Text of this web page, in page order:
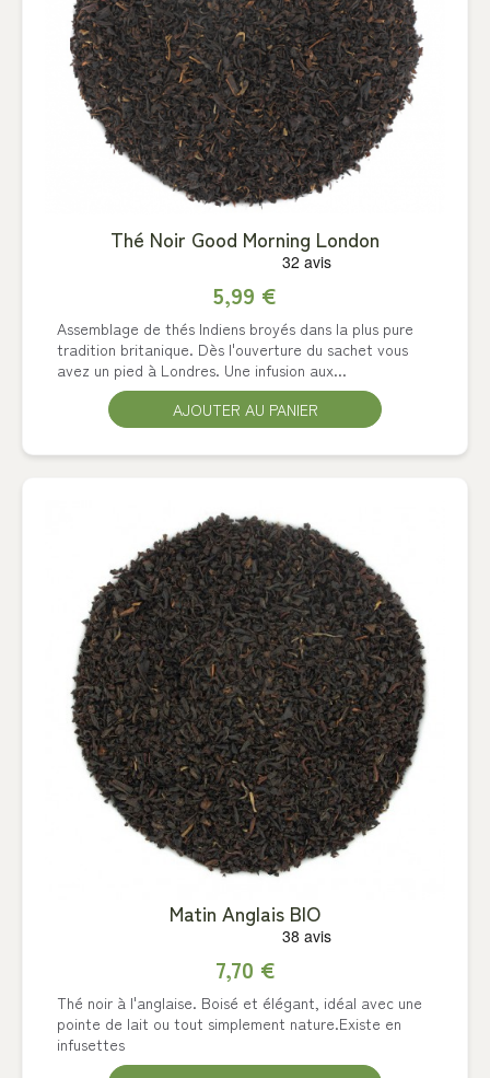
Thé Noir Good Morning London
5,99 €
Assemblage de thés Indiens broyés dans la plus pure
tradition britanique. Dès l'ouverture du sachet vous
avez un pied à Londres. Une infusion aux...
AJOUTER AU PANIER
Matin Anglais BIO
7,70 €
Thé noir à l'anglaise. Boisé et élégant, idéal avec une
pointe de lait ou tout simplement nature.Existe en
infusettes